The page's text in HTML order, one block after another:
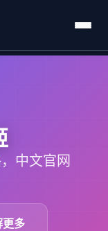
中文官网
更多